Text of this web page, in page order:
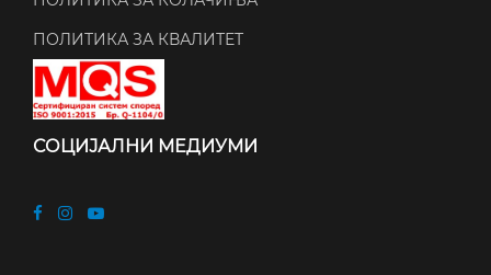
ПОЛИТИКА ЗА КВАЛИТЕТ
СОЦИЈАЛНИ МЕДИУМИ